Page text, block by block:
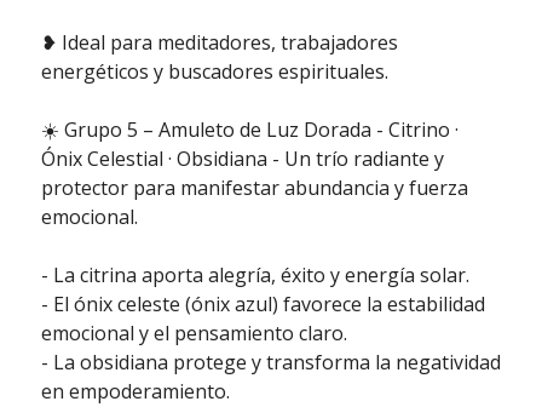
❥ Ideal para meditadores, trabajadores
energéticos y buscadores espirituales.
☀️ Grupo 5 – Amuleto de Luz Dorada - Citrino ·
Ónix Celestial · Obsidiana - Un trío radiante y
protector para manifestar abundancia y fuerza
emocional.
- La citrina aporta alegría, éxito y energía solar.
- El ónix celeste (ónix azul) favorece la estabilidad
emocional y el pensamiento claro.
- La obsidiana protege y transforma la negatividad
en empoderamiento.